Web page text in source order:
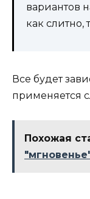
вариантов
как слитно,
Все будет
применяется
Похожая